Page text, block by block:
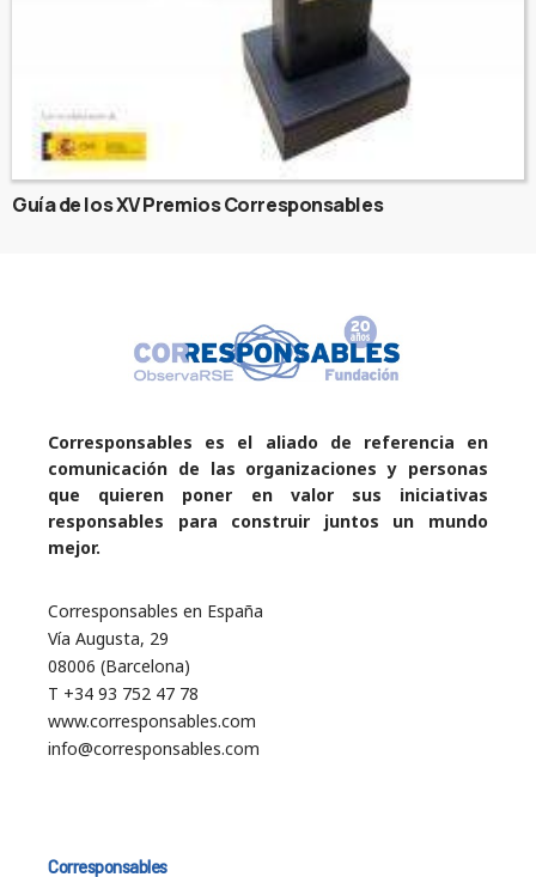
Guía de los XV Premios Corresponsables
Corresponsables es el aliado de referencia en
comunicación de las organizaciones y personas
que quieren poner en valor sus iniciativas
responsables para construir juntos un mundo
mejor.
Corresponsables en España
Vía Augusta, 29
08006 (Barcelona)
T +34 93 752 47 78
www.corresponsables.com
info@corresponsables.com
Corresponsables